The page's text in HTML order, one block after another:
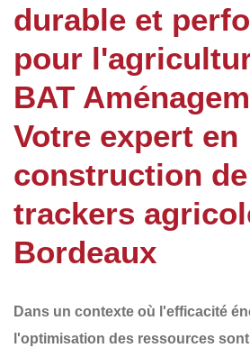
durable et
pour
BAT
Votre expert en
construction
trackers
Bordeaux
Dans un contexte où l'efficacité
l'optimisation des ressources